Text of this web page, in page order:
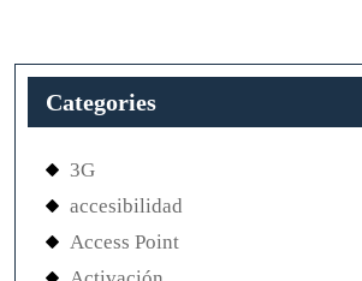
Categories
3G
accesibilidad
Access Point